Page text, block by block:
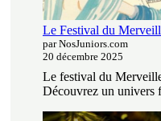
Le Festival du
par NosJuniors.com
20 décembre 2025
Le festival du
Découvrez un univers